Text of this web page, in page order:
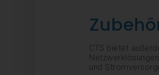
CTS bietet
und